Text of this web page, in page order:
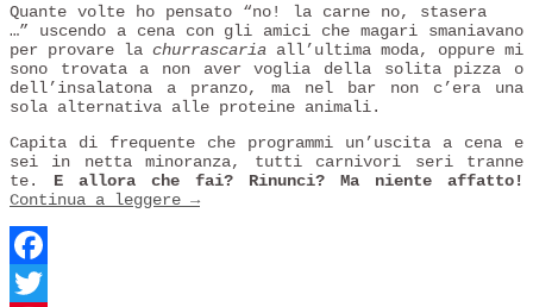
Quante volte ho pensato “no! la carne no, stasera
…” uscendo a cena con gli amici che magari smaniavano
per provare la churrascaria all’ultima moda, oppure mi
sono trovata a non aver voglia della solita pizza o
dell’insalatona a pranzo, ma nel bar non c’era una
sola alternativa alle proteine animali.
Capita di frequente che programmi un’uscita a cena e
sei in netta minoranza, tutti carnivori seri tranne
te. E allora che fai? Rinunci? Ma niente affatto!
Continua a leggere →
Facebook